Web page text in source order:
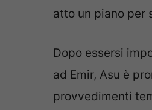
atto un piano per
Dopo essersi
ad Emir, Asu è
provvedimenti